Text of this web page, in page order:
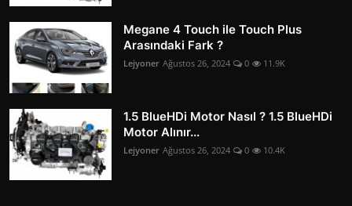
Megane 4 Touch ile Touch Plus
Arasındaki Fark ?
Lejyoner Ağustos 26, 2024 0 11.9K
1.5 BlueHDi Motor Nasıl ? 1.5 BlueHDi
Motor Alınır...
Lejyoner Ağustos 26, 2024 0 10.4K